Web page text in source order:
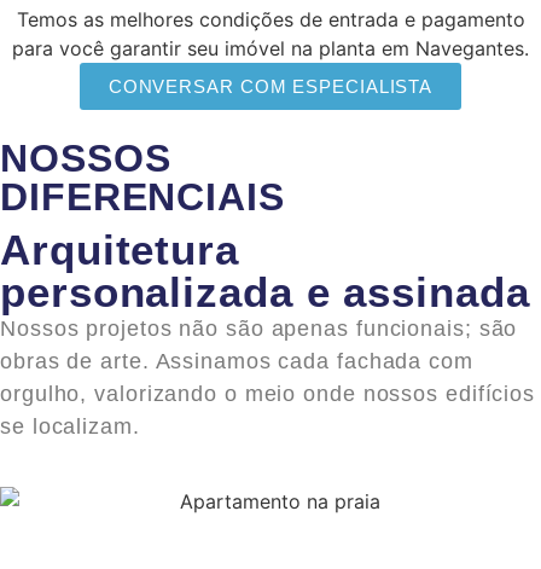
Temos as melhores condições de entrada e pagamento
para você garantir seu imóvel na planta em Navegantes.
CONVERSAR COM ESPECIALISTA
NOSSOS
DIFERENCIAIS
Arquitetura
personalizada e assinada
Nossos projetos não são apenas funcionais; são
obras de arte. Assinamos cada fachada com
orgulho, valorizando o meio onde nossos edifícios
se localizam.